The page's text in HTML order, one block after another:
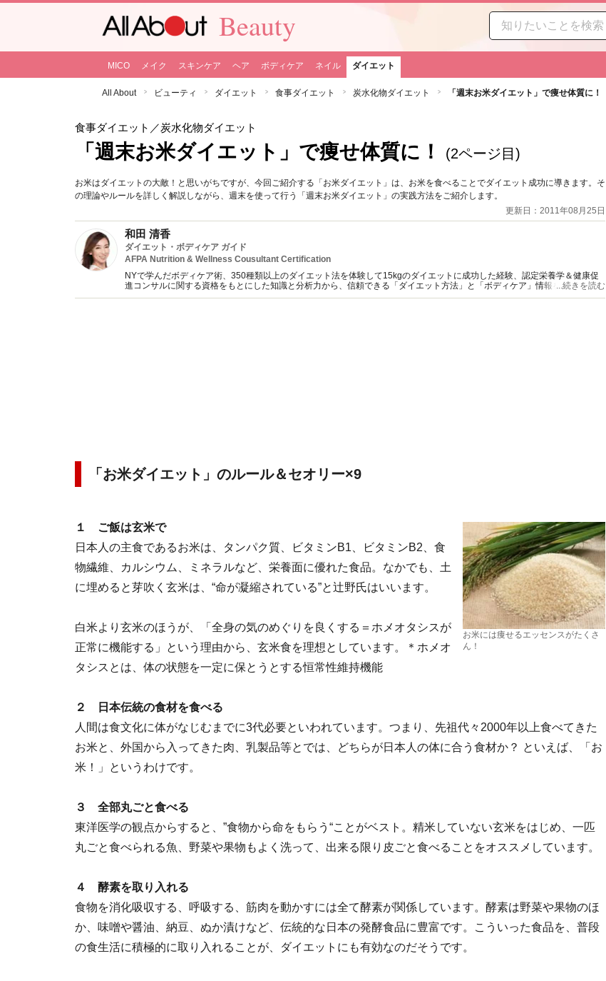
Beauty
MICO メイク スキンケア ヘア ボディケア ネイル ダイエット
All About ビューティ ダイエット 食事ダイエット 炭水化物ダイエット 「週末お米ダイエット」で痩せ体質に！
食事ダイエット ／炭水化物ダイエット
「週末お米ダイエット」で痩せ体質に！ (2ページ目)
お米はダイエットの大敵！と思いがちですが、今回ご紹介する「お米ダイエット」は、お米を食べることでダイエット成功に導きます。そ
の理論やルールを詳しく解説しながら、週末を使って行う「週末お米ダイエット」の実践方法をご紹介します。
更新日：2011年08月25日
和田 清香
ダイエット・ボディケア ガイド
AFPA Nutrition & Wellness Cousultant Certification
NYで学んだボディケア術、350種類以上のダイエット法を体験して15kgのダイエットに成功した経験、認定栄養学＆健康促
進コンサルに関する資格をもとにした知識と分析力から、信頼できる「ダイエット方法」と「ボディケア」情報を提供。
YouTube&インスタグラムでのダイエット動画も配信中（＊経歴にURL記載）。
...続きを読む
「お米ダイエット」のルール＆セオリー×9
お米には痩せるエッセンスがたくさ
ん！
１ ご飯は玄米で
日本人の主食であるお米は、タンパク質、ビタミンB1、ビタミンB2、食
物繊維、カルシウム、ミネラルなど、栄養面に優れた食品。なかでも、土
に埋めると芽吹く玄米は、“命が凝縮されている”と辻野氏はいいます。
白米より玄米のほうが、「全身の気のめぐりを良くする＝ホメオタシスが
正常に機能する」という理由から、玄米食を理想としています。＊ホメオ
タシスとは、体の状態を一定に保とうとする恒常性維持機能
２ 日本伝統の食材を食べる
人間は食文化に体がなじむまでに3代必要といわれています。つまり、先祖代々2000年以上食べてきた
お米と、外国から入ってきた肉、乳製品等とでは、どちらが日本人の体に合う食材か？ といえば、「お
米！」というわけです。
３ 全部丸ごと食べる
東洋医学の観点からすると、”食物から命をもらう“ことがベスト。精米していない玄米をはじめ、一匹
丸ごと食べられる魚、野菜や果物もよく洗って、出来る限り皮ごと食べることをオススメしています。
４ 酵素を取り入れる
食物を消化吸収する、呼吸する、筋肉を動かすには全て酵素が関係しています。酵素は野菜や果物のほ
か、味噌や醤油、納豆、ぬか漬けなど、伝統的な日本の発酵食品に豊富です。こういった食品を、普段
の食生活に積極的に取り入れることが、ダイエットにも有効なのだそうです。